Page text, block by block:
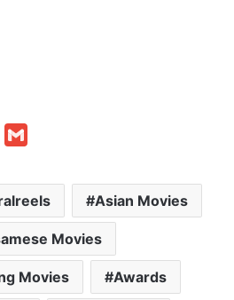
a
i
l
Asian Movies
Movies
Movies Awards